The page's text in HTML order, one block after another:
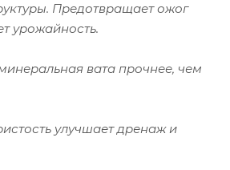
Предотвращает ожог
урожайность.
вата прочнее, чем
улучшает дренаж и